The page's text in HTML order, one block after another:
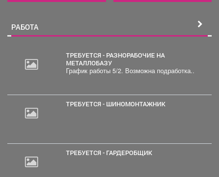
РАБОТА
ТРЕБУЕТСЯ - РАЗНОРАБОЧИЕ НА
МЕТАЛЛОБАЗУ
График работы 5/2. Возможна подработка..
ТРЕБУЕТСЯ - ШИНОМОНТАЖНИК
ТРЕБУЕТСЯ - ГАРДЕРОБЩИК